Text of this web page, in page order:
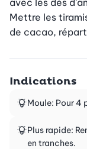
avec les dés
Mettre les
de cacao,
Indications
Moule: Pour 4
Plus rapide:
en tranches.